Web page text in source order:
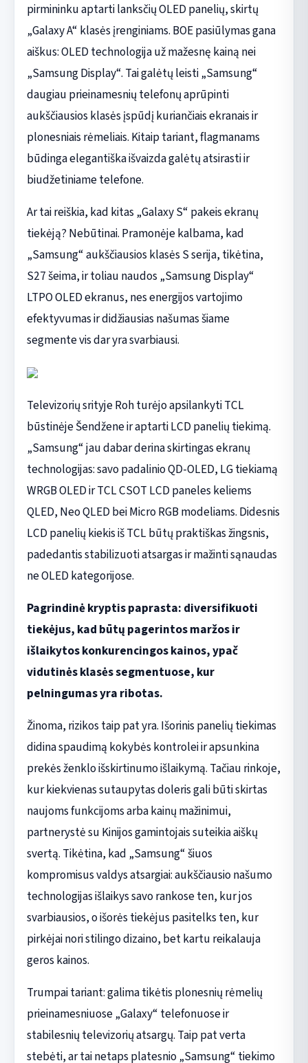
pirmininku aptarti lanksčių OLED panelių, skirtų
„Galaxy A“ klasės įrenginiams. BOE pasiūlymas gana
aiškus: OLED technologija už mažesnę kainą nei
„Samsung Display“. Tai galėtų leisti „Samsung“
daugiau prieinamesnių telefonų aprūpinti
aukščiausios klasės įspūdį kuriančiais ekranais ir
plonesniais rėmeliais. Kitaip tariant, flagmanams
būdinga elegantiška išvaizda galėtų atsirasti ir
biudžetiniame telefone.
Ar tai reiškia, kad kitas „Galaxy S“ pakeis ekranų
tiekėją? Nebūtinai. Pramonėje kalbama, kad
„Samsung“ aukščiausios klasės S serija, tikėtina,
S27 šeima, ir toliau naudos „Samsung Display“
LTPO OLED ekranus, nes energijos vartojimo
efektyvumas ir didžiausias našumas šiame
segmente vis dar yra svarbiausi.
Televizorių srityje Roh turėjo apsilankyti TCL
būstinėje Šendžene ir aptarti LCD panelių tiekimą.
„Samsung“ jau dabar derina skirtingas ekranų
technologijas: savo padalinio QD-OLED, LG tiekiamą
WRGB OLED ir TCL CSOT LCD paneles keliems
QLED, Neo QLED bei Micro RGB modeliams. Didesnis
LCD panelių kiekis iš TCL būtų praktiškas žingsnis,
padedantis stabilizuoti atsargas ir mažinti sąnaudas
ne OLED kategorijose.
Pagrindinė kryptis paprasta: diversifikuoti
tiekėjus, kad būtų pagerintos maržos ir
išlaikytos konkurencingos kainos, ypač
vidutinės klasės segmentuose, kur
pelningumas yra ribotas.
Žinoma, rizikos taip pat yra. Išorinis panelių tiekimas
didina spaudimą kokybės kontrolei ir apsunkina
prekės ženklo išskirtinumo išlaikymą. Tačiau rinkoje,
kur kiekvienas sutaupytas doleris gali būti skirtas
naujoms funkcijoms arba kainų mažinimui,
partnerystė su Kinijos gamintojais suteikia aiškų
svertą. Tikėtina, kad „Samsung“ šiuos
kompromisus valdys atsargiai: aukščiausio našumo
technologijas išlaikys savo rankose ten, kur jos
svarbiausios, o išorės tiekėjus pasitelks ten, kur
pirkėjai nori stilingo dizaino, bet kartu reikalauja
geros kainos.
Trumpai tariant: galima tikėtis plonesnių rėmelių
prieinamesniuose „Galaxy“ telefonuose ir
stabilesnių televizorių atsargų. Taip pat verta
stebėti, ar tai netaps platesnio „Samsung“ tiekimo